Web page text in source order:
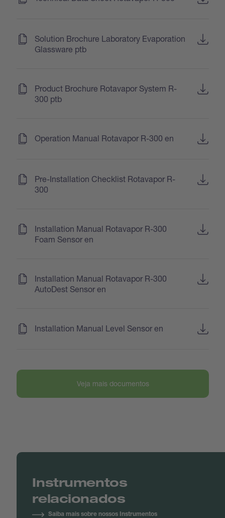
Solution Brochure Laboratory Evaporation
Glassware ptb
Product Brochure Rotavapor System R-
300 ptb
Operation Manual Rotavapor R-300 en
Pre-Installation Checklist Rotavapor R-
300
Installation Manual Rotavapor R-300
Foam Sensor en
Installation Manual Rotavapor R-300
AutoDest Sensor en
Installation Manual Level Sensor en
Veja mais documentos
Instrumentos
relacionados
Saiba mais sobre nossos Instrumentos